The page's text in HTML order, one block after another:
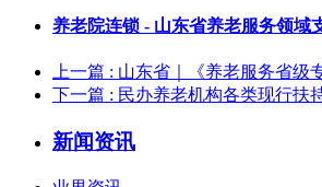
养老院连锁 - 山东省养老服务领域
上一篇 : 山东省｜《养老服务省级
下一篇 : 民办养老机构各类现行扶
新闻资讯